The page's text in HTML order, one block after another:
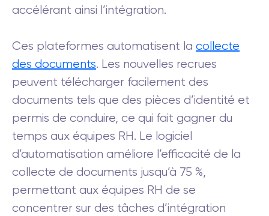
accélérant ainsi l’intégration.
Ces plateformes automatisent la collecte
des documents. Les nouvelles recrues
peuvent télécharger facilement des
documents tels que des pièces d’identité et
permis de conduire, ce qui fait gagner du
temps aux équipes RH. Le logiciel
d’automatisation améliore l’efficacité de la
collecte de documents jusqu’à 75 %,
permettant aux équipes RH de se
concentrer sur des tâches d’intégration